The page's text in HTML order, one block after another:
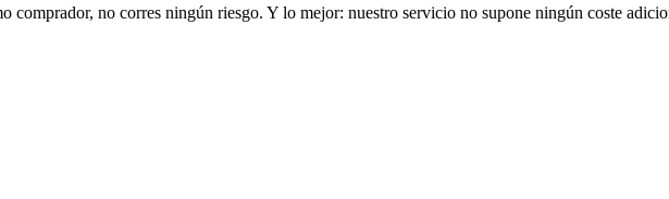
comprador, no corres ningún riesgo. Y lo mejor: nuestro servicio no supone ningún coste